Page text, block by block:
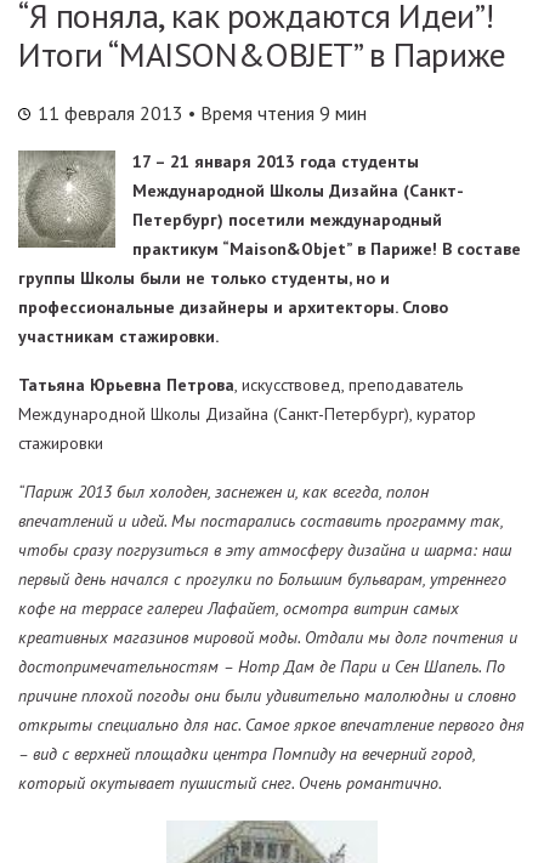
“Я поняла, как рождаются Идеи”!
Итоги “MAISON&OBJET” в Париже
11 февраля 2013 • Время чтения 9 мин
17 – 21 января 2013 года студенты
Международной Школы Дизайна (Санкт-
Петербург) посетили международный
практикум “Maison&Objet” в Париже! В составе
группы Школы были не только студенты, но и
профессиональные дизайнеры и архитекторы. Слово
участникам стажировки.
Татьяна Юрьевна Петрова, искусствовед, преподаватель
Международной Школы Дизайна (Санкт-Петербург), куратор
стажировки
“Париж 2013 был холоден, заснежен и, как всегда, полон
впечатлений и идей. Мы постарались составить программу так,
чтобы сразу погрузиться в эту атмосферу дизайна и шарма: наш
первый день начался с прогулки по Большим бульварам, утреннего
кофе на террасе галереи Лафайет, осмотра витрин самых
креативных магазинов мировой моды. Отдали мы долг почтения и
достопримечательностям – Нотр Дам де Пари и Сен Шапель. По
причине плохой погоды они были удивительно малолюдны и словно
открыты специально для нас. Самое яркое впечатление первого дня
– вид с верхней площадки центра Помпиду на вечерний город,
который окутывает пушистый снег. Очень романтично.